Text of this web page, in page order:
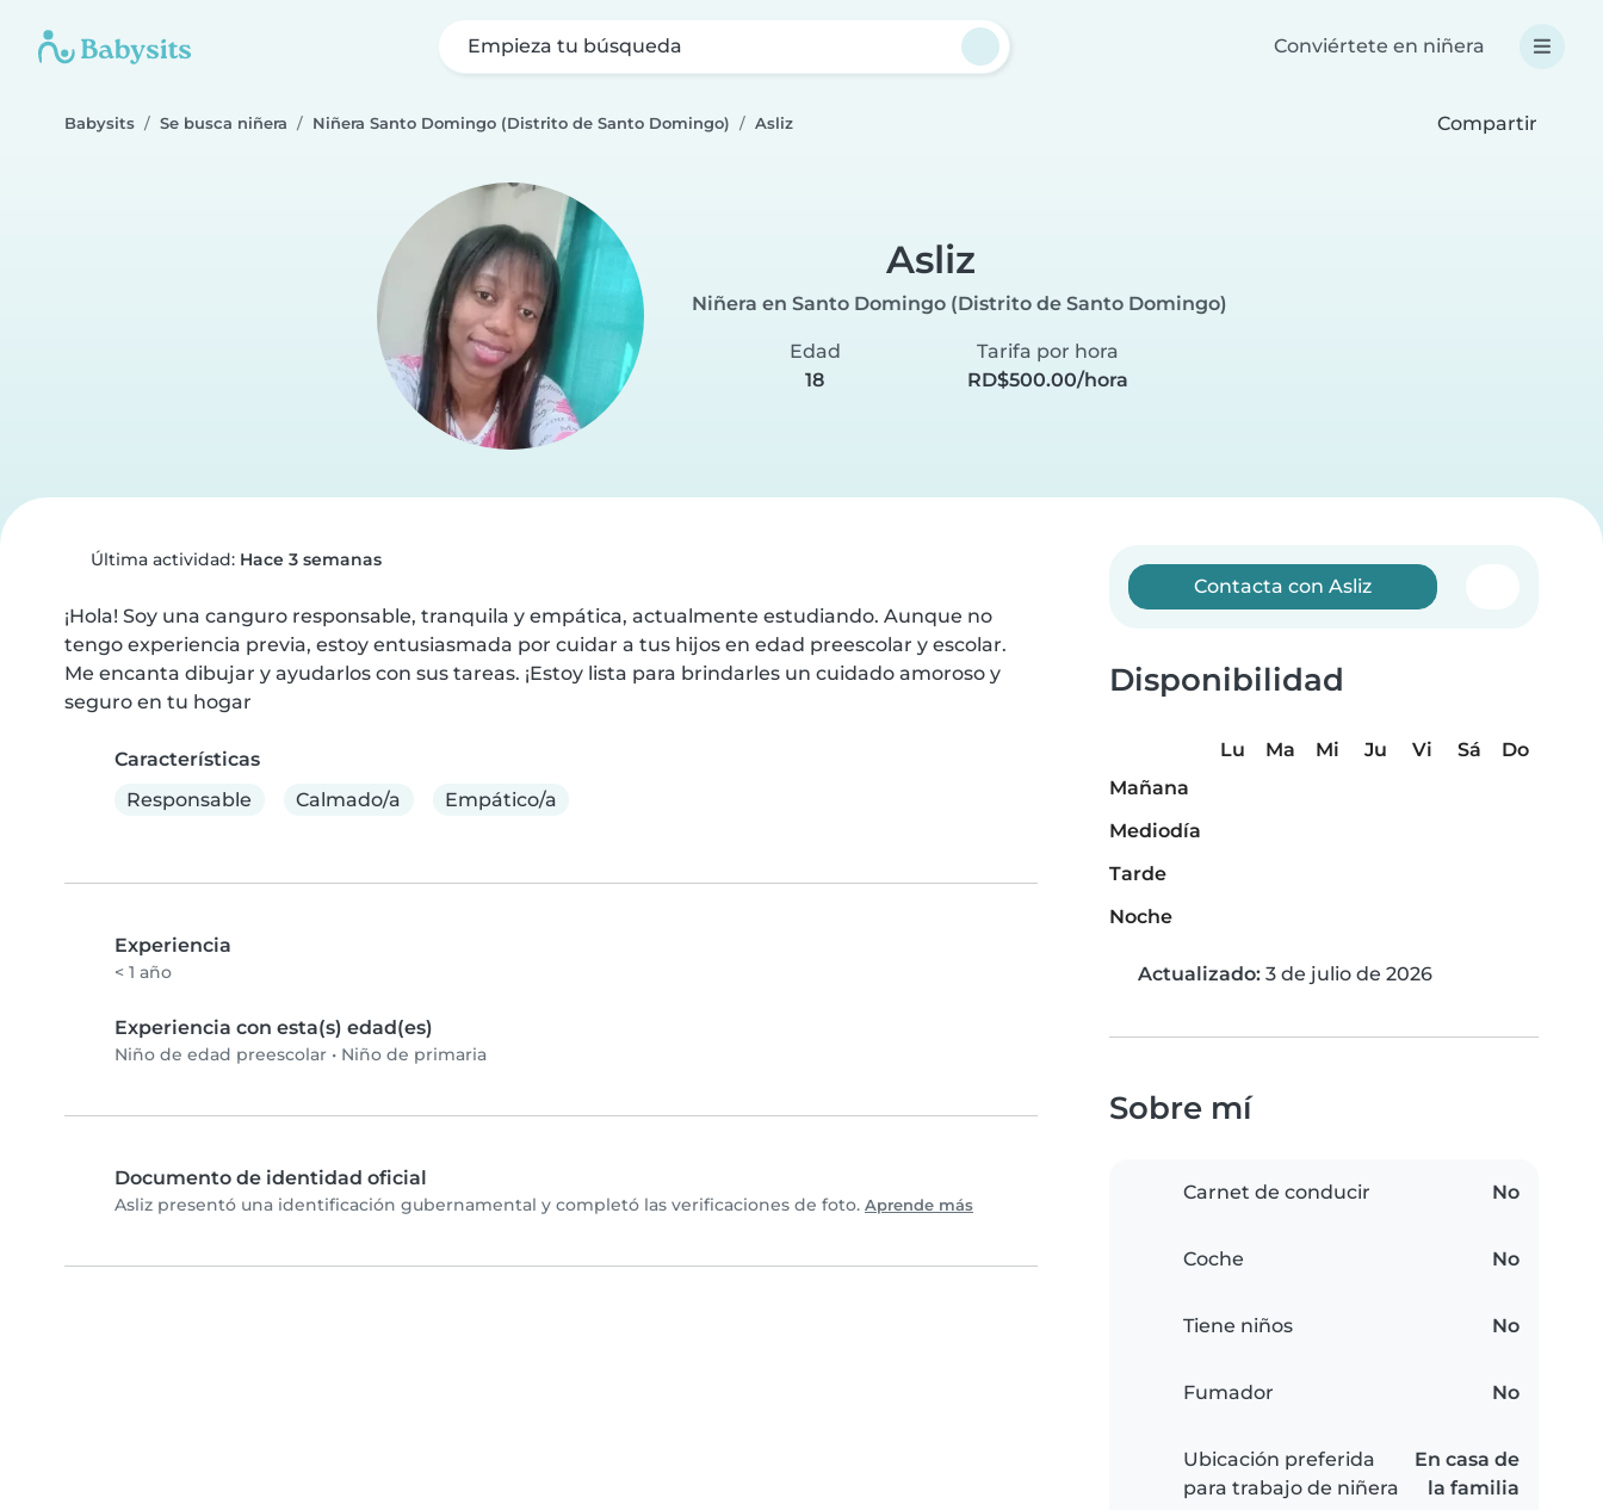
Empieza tu búsqueda Conviértete en niñera
Babysits Se busca niñera Niñera Santo Domingo (Distrito de Santo Domingo) Asliz Compartir
Asliz
Niñera en Santo Domingo (Distrito de Santo Domingo)
Edad
18
Tarifa por hora
RD$500.00/hora
Última actividad: Hace 3 semanas
¡Hola! Soy una canguro responsable, tranquila y empática, actualmente estudiando. Aunque no
tengo experiencia previa, estoy entusiasmada por cuidar a tus hijos en edad preescolar y escolar.
Me encanta dibujar y ayudarlos con sus tareas. ¡Estoy lista para brindarles un cuidado amoroso y
seguro en tu hogar
Características
Responsable
Calmado/a Empático/a
Experiencia
< 1 año
Experiencia con esta(s) edad(es)
Niño de edad preescolar • Niño de primaria
Documento de identidad oficial
Asliz presentó una identificación gubernamental y completó las verificaciones de foto. Aprende más
Contacta con Asliz
Disponibilidad
Lu Ma Mi Ju Vi Sá
Do
Mañana
Mediodía
Tarde
Noche
Actualizado: 3 de julio de 2026
Sobre mí
Carnet de conducir No
Coche No
Tiene niños No
Fumador No
Ubicación preferida
para trabajo de niñera
En casa de
la familia